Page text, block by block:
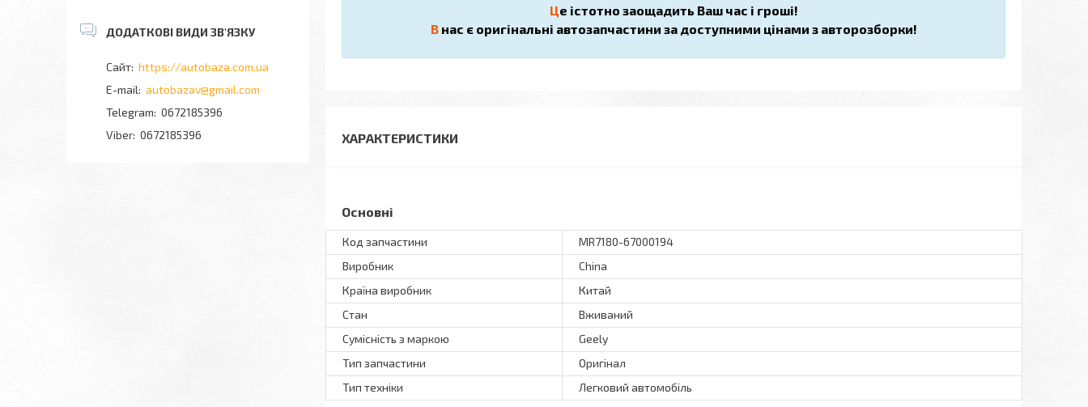
Це істотно заощадить Ваш час і гроші!
Внас є оригінальні автозапчастини за доступними цінами з авторозборки!
ХАРАКТЕРИСТИКИ
Основні
Код запчастини
MR7180-67000194
Виробник
China
Країна виробник
Китай
Стан
Вживаний
Сумісність з маркою
Geely
Тип запчастини
Оригінал
Тип техніки
Легковий автомобіль
https://autobaza.com.ua
autobazav@gmail.com
0672185396
0672185396